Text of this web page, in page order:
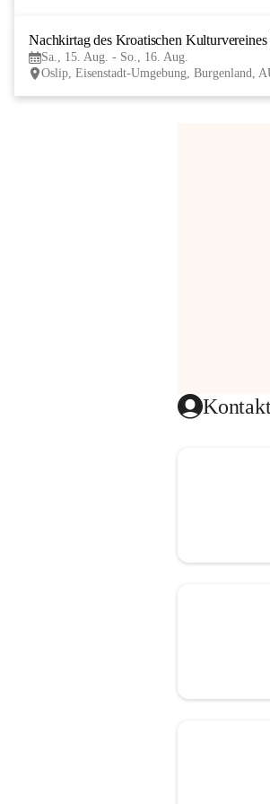
Nachkirtag des Kroatischen
Sa., 15. Aug. - So., 16. Aug.
Oslip, Eisenstadt-Umgebung, Burgenland,